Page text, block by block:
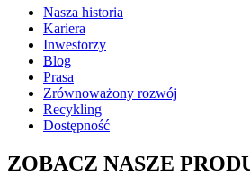
Nasza historia
Kariera
Inwestorzy
Blog
Prasa
Zrównoważony rozwój
Recykling
Dostępność
ZOBACZ NASZE